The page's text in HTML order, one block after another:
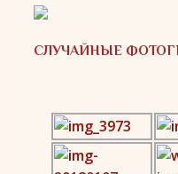
СЛУЧАЙНЫЕ